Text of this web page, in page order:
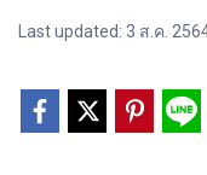
Last updated: 3 ส.ค.